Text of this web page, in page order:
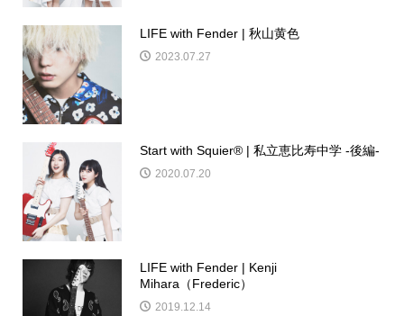
LIFE with Fender | 秋山黄色
2023.07.27
Start with Squier® | 私立恵比寿中学 -後編-
2020.07.20
LIFE with Fender | Kenji
Mihara（Frederic）
2019.12.14